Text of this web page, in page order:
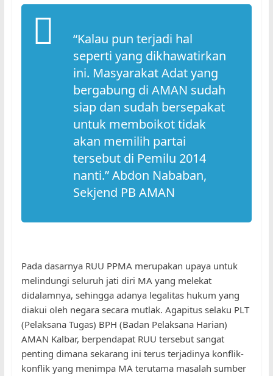
“Kalau pun terjadi hal
seperti yang dikhawatirkan
ini. Masyarakat Adat yang
bergabung di AMAN sudah
siap dan sudah bersepakat
untuk memboikot tidak
akan memilih partai
tersebut di Pemilu 2014
nanti.” Abdon Nababan,
Sekjend PB AMAN
Pada dasarnya RUU PPMA merupakan upaya untuk
melindungi seluruh jati diri MA yang melekat
didalamnya, sehingga adanya legalitas hukum yang
diakui oleh negara secara mutlak. Agapitus selaku PLT
(Pelaksana Tugas) BPH (Badan Pelaksana Harian)
AMAN Kalbar, berpendapat RUU tersebut sangat
penting dimana sekarang ini terus terjadinya konflik-
konflik yang menimpa MA terutama masalah sumber